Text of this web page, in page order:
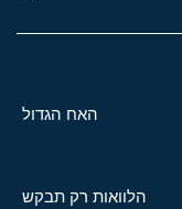
האח הגדול
הלוואות רק תבקש